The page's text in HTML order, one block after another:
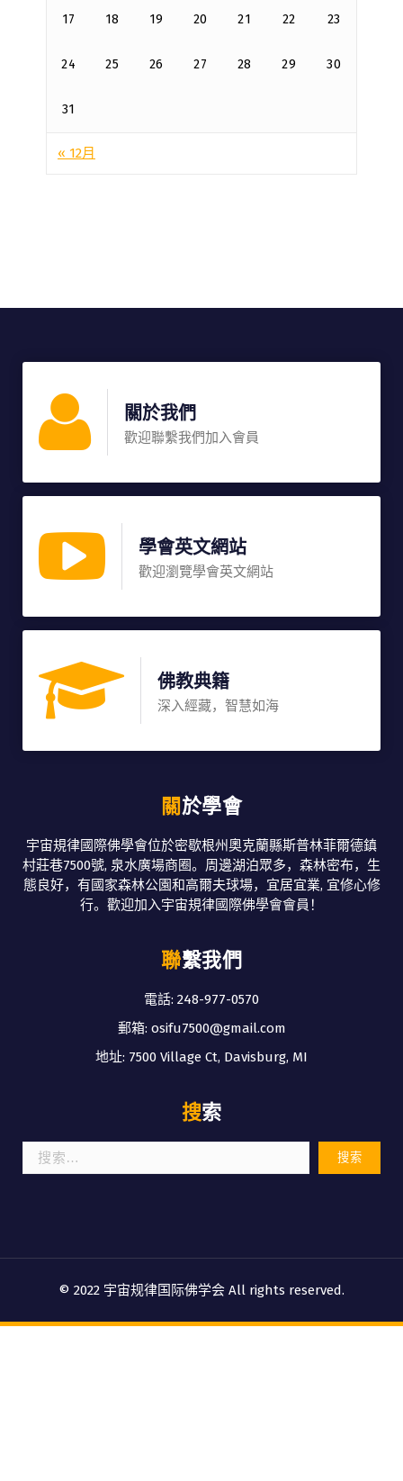
17 18 19 20 21 22 23
24 25 26 27 28 29 30
31
« 12月
關於我們
歡迎聯繫我們加入會員
學會英文網站
歡迎瀏覽學會英文網站
佛教典籍
深入經藏，智慧如海
關於學會
宇宙規律國際佛學會位於密歇根州奧克蘭縣斯普林菲爾德鎮
村莊巷7500號, 泉水廣場商圈。周邊湖泊眾多，森林密布，生
態良好，有國家森林公園和高爾夫球場，宜居宜業, 宜修心修
行。歡迎加入宇宙規律國際佛學會會員！
聯繫我們
電話: 248-977-0570
郵箱: osifu7500@gmail.com
地址: 7500 Village Ct, Davisburg, MI
搜索
索：
© 2022 宇宙规律国际佛学会 All rights reserved.